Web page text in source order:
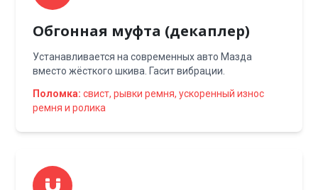
Обгонная муфта (декаплер)
Устанавливается на современных авто Мазда
вместо жёсткого шкива. Гасит вибрации.
Поломка: свист, рывки ремня, ускоренный износ
ремня и ролика